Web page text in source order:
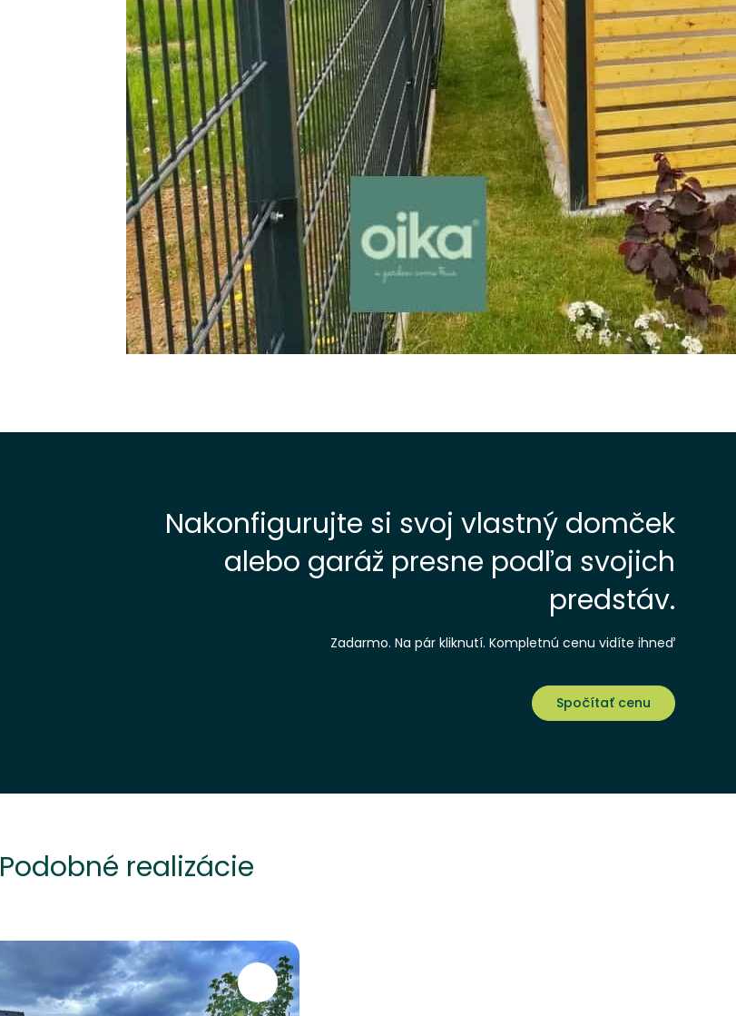
Nakonfigurujte si svoj vlastný domček
alebo garáž presne podľa svojich
predstáv.
Zadarmo. Na pár kliknutí. Kompletnú cenu vidíte ihneď
Spočítať cenu
Podobné realizácie